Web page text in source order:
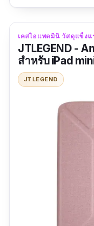
จาก AppleSheep
ขีดข่วนได้ดี ฝาหน้
รองรับฟังก์ชัน
Microfiber ย้อมสี
ขั้นด้วยการเพิ่มเท
เคส เมื่อสวมใส่เค
จนเสียรูปทรง นอก
สามารถตั้งได้ทั้งแ
ช่วยเพิ่มความสะด
สำหรั
เคสไอแพดมินิ วัสดุแข็ง
JTLEGEND -
สำหรับ iPad
JTLEGEND